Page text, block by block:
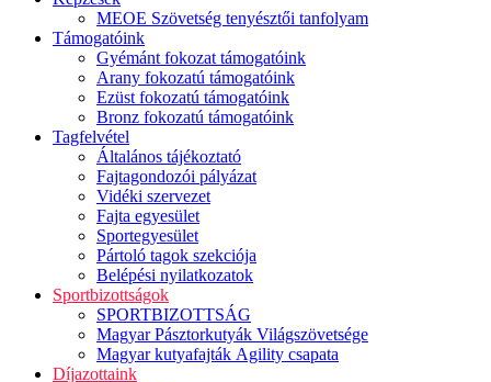
MEOE Szövetség tenyésztői tanfolyam
Támogatóink
Gyémánt fokozat támogatóink
Arany fokozatú támogatóink
Ezüst fokozatú támogatóink
Bronz fokozatú támogatóink
Tagfelvétel
Általános tájékoztató
Fajtagondozói pályázat
Vidéki szervezet
Fajta egyesület
Sportegyesület
Pártoló tagok szekciója
Belépési nyilatkozatok
Sportbizottságok
SPORTBIZOTTSÁG
Magyar Pásztorkutyák Világszövetsége
Magyar kutyafajták Agility csapata
Díjazottaink